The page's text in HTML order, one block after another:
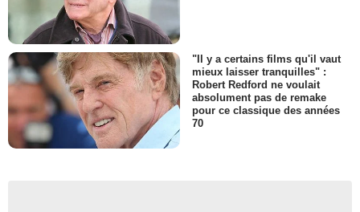
"Il y a certains films qu'il vaut
mieux laisser tranquilles" :
Robert Redford ne voulait
absolument pas de remake
pour ce classique des années
70